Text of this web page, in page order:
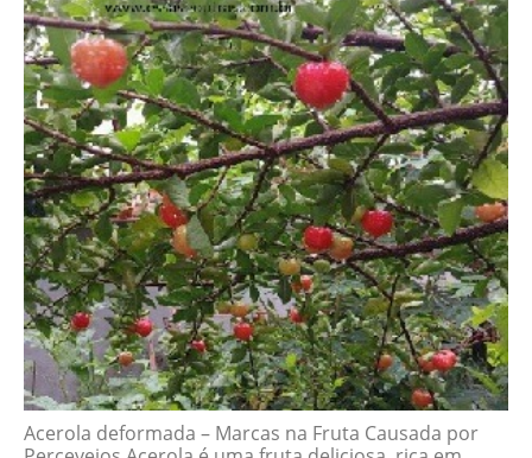
Acerola deformada – Marcas na Fruta Causada por